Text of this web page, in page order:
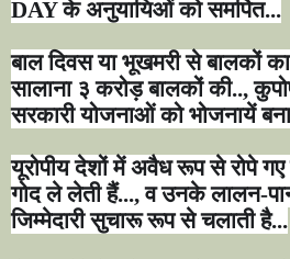
DAYके अनुयायिओं को समर्पित...
बाल दिवस या भूखमरी से बालकों का
सालाना ३ करोड़ बालकों की..,
सरकारी योजनाओं को भोजनायें
यूरोपीय देशों में अवैध रूप से रोपे
गोद ले लेती हैं...,व उनके लालन-
जिम्मेदारी सुचारू रूप से चलाती है...